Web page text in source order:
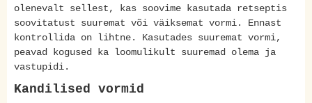
olenevalt sellest, kas soovime kasutada retseptis
soovitatust suuremat või väiksemat vormi. Ennast
kontrollida on lihtne. Kasutades suuremat vormi,
peavad kogused ka loomulikult suuremad olema ja
vastupidi.
Kandilised vormid